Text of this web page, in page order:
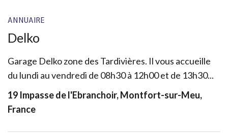
ANNUAIRE
Delko
Garage Delko zone des Tardivières. Il vous accueille
du lundi au vendredi de 08h30 à 12h00 et de 13h30...
19 Impasse de l'Ebranchoir, Montfort-sur-Meu,
France